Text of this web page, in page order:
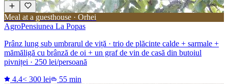
Meal at a guesthouse · Orhei
AgroPensiunea La Popas
Prânz lung sub umbrarul de viță · trio de plăcinte calde + sarmale +
mămăligă cu brânză de oi + un graf de vin de casă din butoiul
pivniței · 250 lei/persoană
4.4< 300 lei 55 min